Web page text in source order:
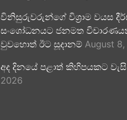
විනිසුරුවරුන්ගේ විශ්‍රාම වයස
සංශෝධනයට ජනමත
වුවහොත් ඊට සූදානම් August
අද දිනයේ පළාත් කිහිපයකට වැසි
2026